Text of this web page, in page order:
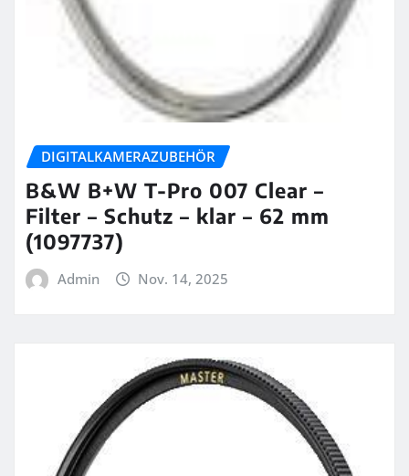
DIGITALKAMERAZUBEHÖR
B&W B+W T-Pro 007 Clear –
Filter – Schutz – klar – 62 mm
(1097737)
Admin Nov. 14, 2025